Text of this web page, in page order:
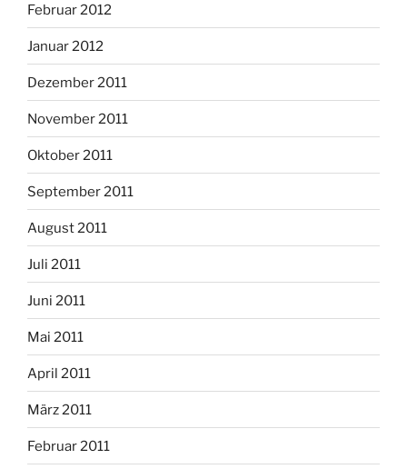
Februar 2012
Januar 2012
Dezember 2011
November 2011
Oktober 2011
September 2011
August 2011
Juli 2011
Juni 2011
Mai 2011
April 2011
März 2011
Februar 2011